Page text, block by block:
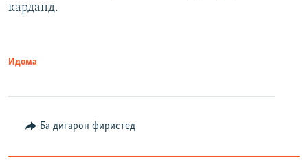
карданд.
Идома
Ба дигарон фиристед